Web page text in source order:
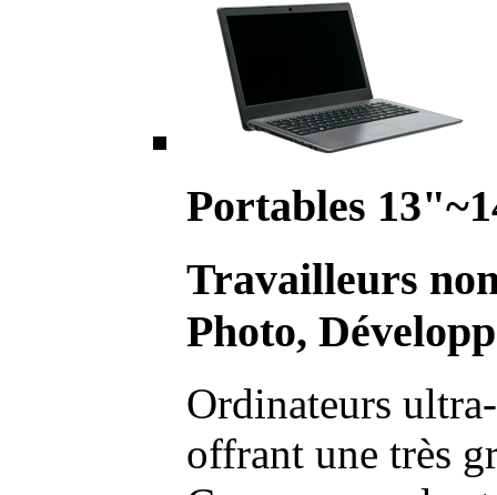
Portables
Travailleurs
Photo,
Ordinateurs
offrant une très